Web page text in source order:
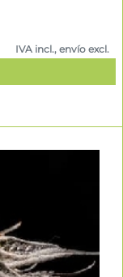
IVA incl., envío excl.